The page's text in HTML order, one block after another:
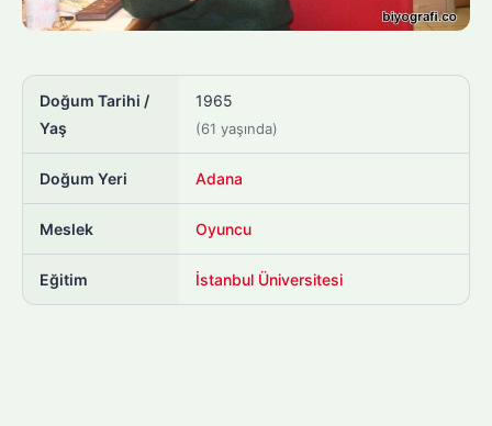
Doğum Tarihi /
Yaş
1965
(61 yaşında)
Doğum Yeri Adana
Meslek Oyuncu
Eğitim İstanbul Üniversitesi